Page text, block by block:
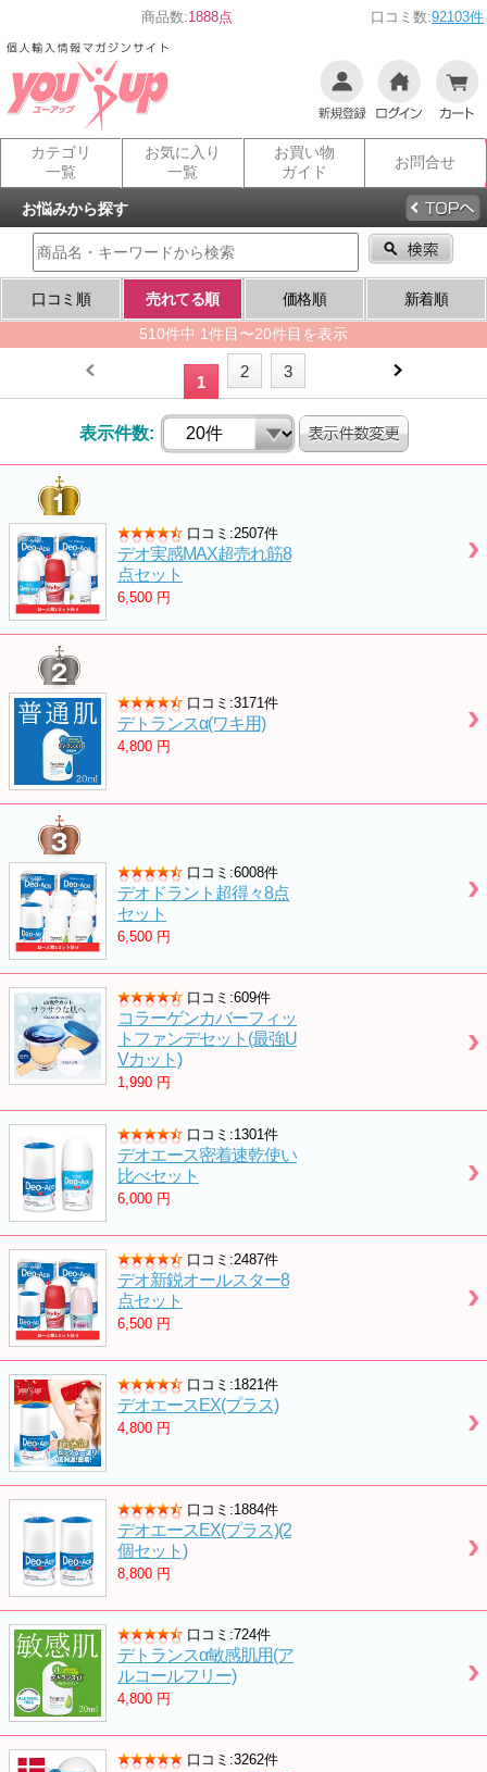
商品数:1888点 口コミ数:92103件
カテゴリ
一覧
お気に入り
一覧
お買い物
ガイド
お問合せ
お悩みから探す
口コミ順 売れてる順 価格順
新着順
510件中 1件目〜20件目を表示
1
2 3
表示件数:
口コミ:2507件
デオ実感MAX超売れ筋8
点セット
6,500 円
口コミ:3171件
デトランスα(ワキ用)
4,800 円
口コミ:6008件
デオドラント超得々8点
セット
6,500 円
口コミ:609件
コラーゲンカバーフィッ
トファンデセット(最強U
Vカット)
1,990 円
口コミ:1301件
デオエース密着速乾使い
比べセット
6,000 円
口コミ:2487件
デオ新鋭オールスター8
点セット
6,500 円
口コミ:1821件
デオエースEX(プラス)
4,800 円
口コミ:1884件
デオエースEX(プラス)(2
個セット)
8,800 円
口コミ:724件
デトランスα敏感肌用(ア
ルコールフリー)
4,800 円
口コミ:3262件